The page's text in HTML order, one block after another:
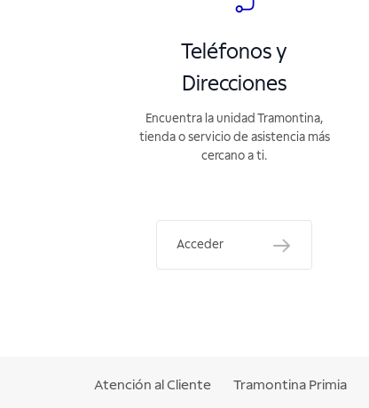
Teléfonos y
Direcciones
Encuentra la unidad Tramontina,
tienda o servicio de asistencia más
cercano a ti.
Acceder
Atención al Cliente Tramontina Primia